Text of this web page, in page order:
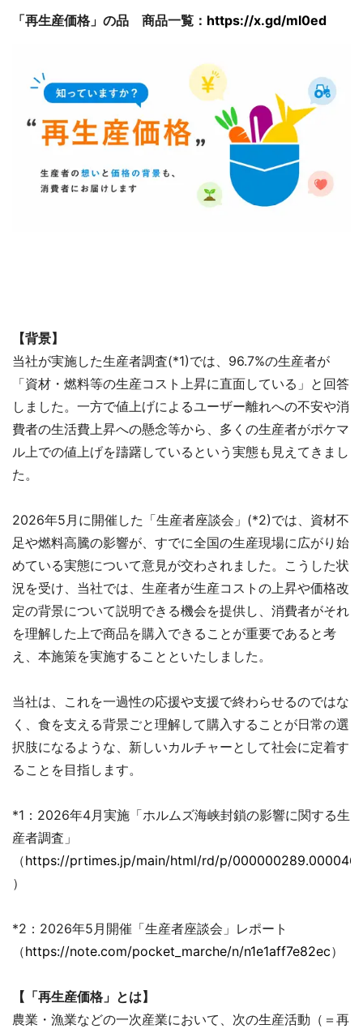
「再生産価格」の品 商品一覧： https://x.gd/ml0ed
【背景】
当社が実施した生産者調査(*1)では、96.7%の生産者が
「資材・燃料等の生産コスト上昇に直面している」と回答
しました。一方で値上げによるユーザー離れへの不安や消
費者の生活費上昇への懸念等から、多くの生産者がポケマ
ル上での値上げを躊躇しているという実態も見えてきまし
た。
2026年5月に開催した「生産者座談会」(*2)では、資材不
足や燃料高騰の影響が、すでに全国の生産現場に広がり始
めている実態について意見が交わされました。こうした状
況を受け、当社では、生産者が生産コストの上昇や価格改
定の背景について説明できる機会を提供し、消費者がそれ
を理解した上で商品を購入できることが重要であると考
え、本施策を実施することといたしました。
当社は、これを一過性の応援や支援で終わらせるのではな
く、食を支える背景ごと理解して購入することが日常の選
択肢になるような、新しいカルチャーとして社会に定着す
ることを目指します。
*1：2026年4月実施「ホルムズ海峡封鎖の影響に関する生
産者調査」
（https://prtimes.jp/main/html/rd/p/
）
*2：2026年5月開催「生産者座談会」レポート
（https://note.com/pocket_marche/n/n1e1aff7e82ec）
【「再生産価格」とは】
農業・漁業などの一次産業において、次の生産活動（＝再